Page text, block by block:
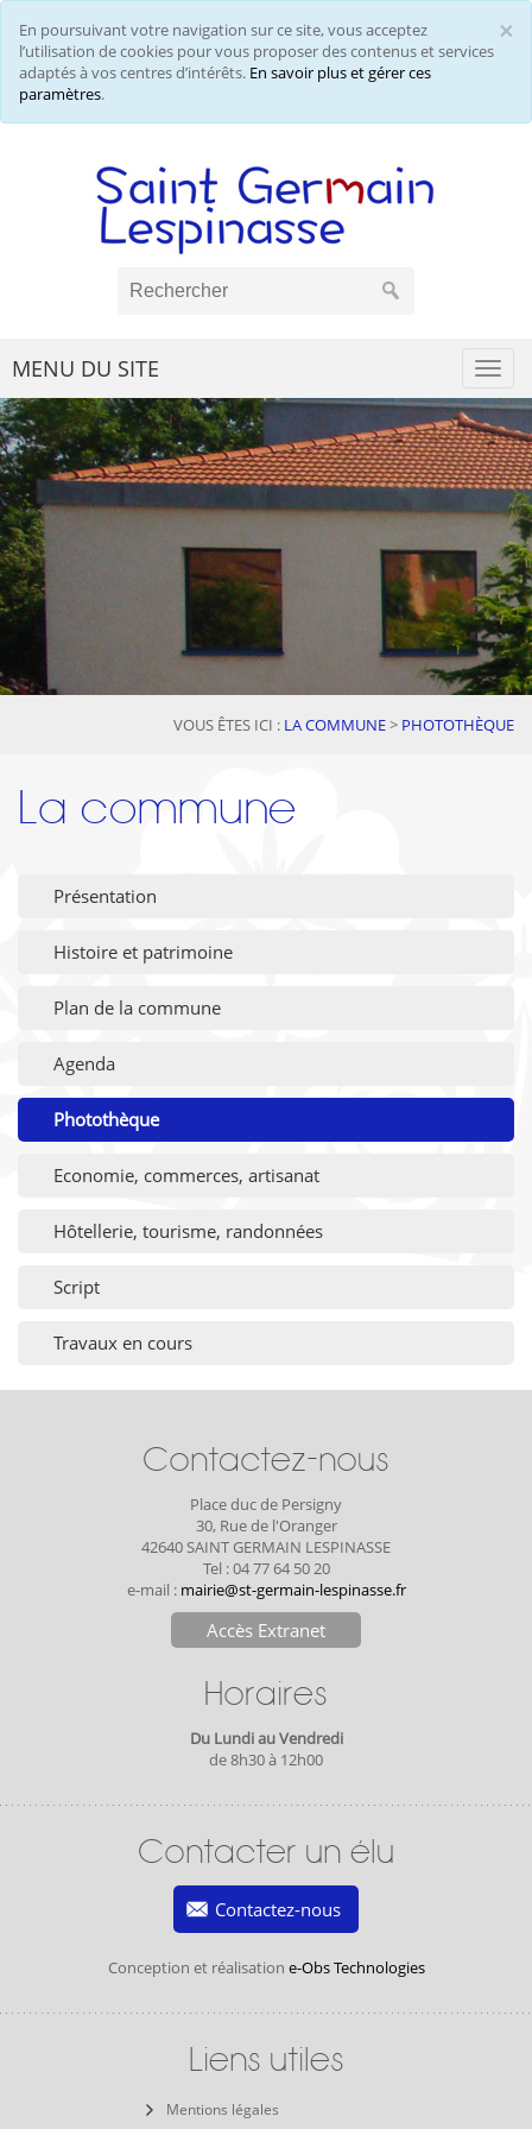
×
En poursuivant votre navigation sur ce site, vous acceptez
l’utilisation de cookies pour vous proposer des contenus et services
adaptés à vos centres d’intérêts. En savoir plus et gérer ces
paramètres.
MENU DU SITE
VOUS ÊTES ICI : LA COMMUNE> PHOTOTHÈQUE
La commune
Présentation
Histoire et patrimoine
Plan de la commune
Agenda
Photothèque
Economie, commerces, artisanat
Hôtellerie, tourisme, randonnées
Script
Travaux en cours
Contactez-nous
Place duc de Persigny
30, Rue de l'Oranger
42640 SAINT GERMAIN LESPINASSE
Tel : 04 77 64 50 20
e-mail : mairie@st-germain-lespinasse.fr
Accès Extranet
Horaires
Du Lundi au Vendredi
de 8h30 à 12h00
Contacter un élu
Contactez-nous
Conception et réalisation e-Obs Technologies
Liens utiles
Mentions légales